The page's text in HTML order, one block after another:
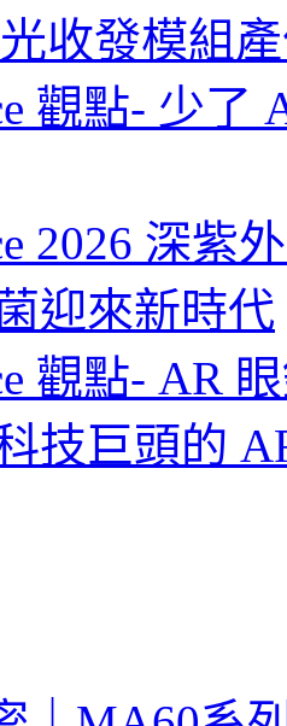
收發模組
觀點- 少
2026 深紫
迎來新時代
觀點- AR
技巨頭的